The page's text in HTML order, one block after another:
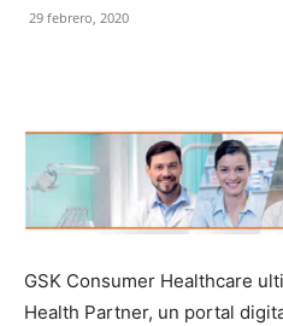
29 febrero, 2020
GSK Consumer Healthcare
Health Partner, un portal